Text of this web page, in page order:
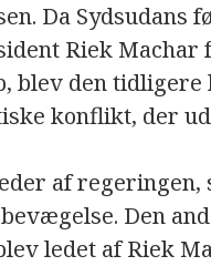
Da Sydsudans
Riek Machar
blev den
konflikt, der
af regeringen,
Den
ledet af Riek